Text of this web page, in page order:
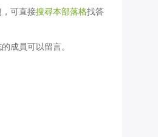
可直接搜尋本部落格找答
成員可以留言。